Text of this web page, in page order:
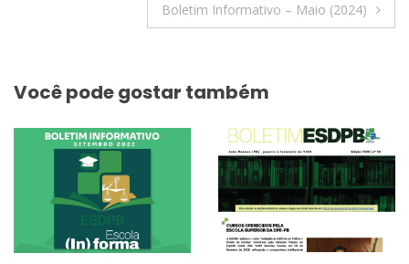
Boletim Informativo – Maio (2024)
Você pode gostar também